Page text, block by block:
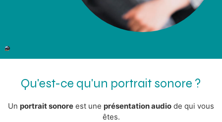
Qu'est-ce qu'un portrait sonore ?
Un portrait sonore est une présentation audio de qui vous
êtes.